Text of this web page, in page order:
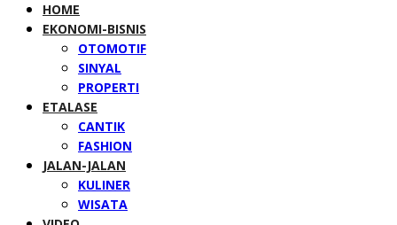
HOME
EKONOMI-BISNIS
OTOMOTIF
SINYAL
PROPERTI
ETALASE
CANTIK
FASHION
JALAN-JALAN
KULINER
WISATA